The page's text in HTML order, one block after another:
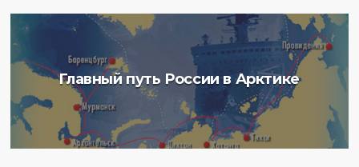
Главный путь России в Арктике